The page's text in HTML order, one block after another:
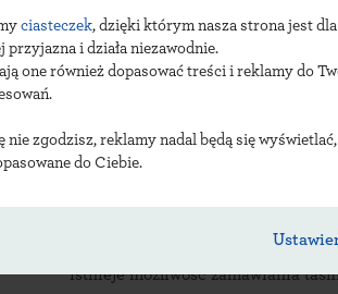
ciasteczek, dzięki którym nasza strona jest
przyjazna i działa niezawodnie.
one również dopasować treści i reklamy do
nie zgodzisz, reklamy nadal będą się
do Ciebie.
wysokogatunkowego tworzywa
każdego dnia.
Ponadto numerator Colop
wysokiej jakości tusz, który
niebieskim, zielonym, fioletowym).
dłoni. Jest wygodny w
Numerator ręczny ustawiany
ze znakami specjalnymi, literami
istnieje możliwość zamawiania